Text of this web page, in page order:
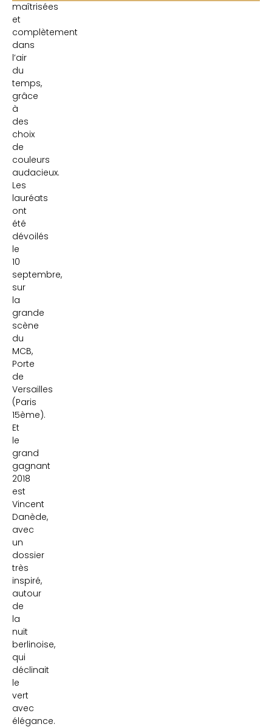
maîtrisées
et
complètement
dans
l’air
du
temps,
grâce
à
des
choix
de
couleurs
audacieux.
Les
lauréats
ont
été
dévoilés
le
10
septembre,
sur
la
grande
scène
du
MCB,
Porte
de
Versailles
(Paris
15ème).
Et
le
grand
gagnant
2018
est
Vincent
Danède,
avec
un
dossier
très
inspiré,
autour
de
la
nuit
berlinoise,
qui
déclinait
le
vert
avec
élégance.